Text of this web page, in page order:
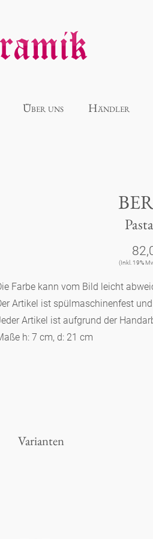
Über uns Händler
(Inkl. 19%
Farbe kann vom Bild leicht
Artikel ist spülmaschinenfest
Artikel ist aufgrund der
h: 7 cm, d: 21 cm
Varianten